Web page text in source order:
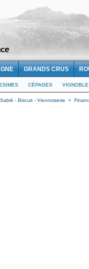
GRANDS CRUS
CÉPAGES
- Biscuit - Viennoiserie >